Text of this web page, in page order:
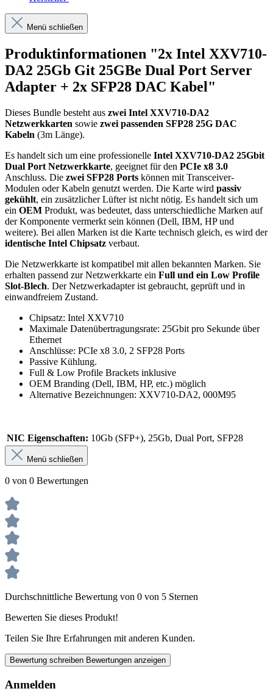
Menü schließen
Produktinformationen "2x Intel XXV710-
DA2 25Gb Git 25GBe Dual Port Server
Adapter + 2x SFP28 DAC Kabel"
Dieses Bundle besteht aus zwei Intel XXV710-DA2
Netzwerkkarten sowie zwei passenden SFP28 25G DAC
Kabeln (3m Länge).
Es handelt sich um eine professionelle Intel XXV710-DA2 25Gbit
Dual Port Netzwerkkarte, geeignet für den PCIe x8 3.0
Anschluss. Die zwei SFP28 Ports können mit Transceiver-
Modulen oder Kabeln genutzt werden. Die Karte wird passiv
gekühlt, ein zusätzlicher Lüfter ist nicht nötig. Es handelt sich um
ein OEM Produkt, was bedeutet, dass unterschiedliche Marken auf
der Komponente vermerkt sein können (Dell, IBM, HP und
weitere). Bei allen Marken ist die Karte technisch gleich, es wird der
identische Intel Chipsatz verbaut.
Die Netzwerkkarte ist kompatibel mit allen bekannten Marken. Sie
erhalten passend zur Netzwerkkarte ein Full und ein Low Profile
Slot-Blech. Der Netzwerkadapter ist gebraucht, geprüft und in
einwandfreiem Zustand.
Chipsatz: Intel XXV710
Maximale Datenübertragungsrate: 25Gbit pro Sekunde über
Ethernet
Anschlüsse: PCIe x8 3.0, 2 SFP28 Ports
Passive Kühlung.
Full & Low Profile Brackets inklusive
OEM Branding (Dell, IBM, HP, etc.) möglich
Alternative Bezeichnungen: XXV710-DA2, 000M95
NIC Eigenschaften: 10Gb (SFP+), 25Gb, Dual Port, SFP28
Menü schließen
0 von 0 Bewertungen
Durchschnittliche Bewertung von 0 von 5 Sternen
Bewerten Sie dieses Produkt!
Teilen Sie Ihre Erfahrungen mit anderen Kunden.
Bewertung schreiben Bewertungen anzeigen
Anmelden